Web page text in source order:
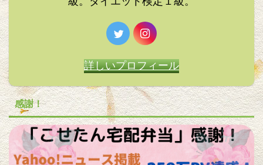
詳しいプロフィール
感謝！